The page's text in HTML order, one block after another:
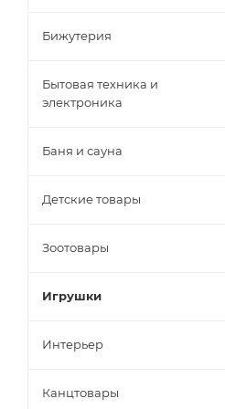
Бижутерия
Бытовая техника и
электроника
Баня и сауна
Детские товары
Зоотовары
Игрушки
Интерьер
Канцтовары